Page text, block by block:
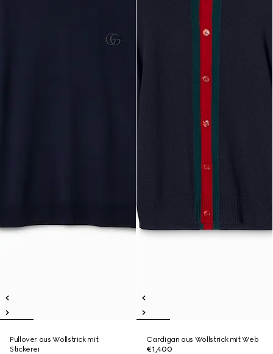
Pullover aus Wollstrick mit
Stickerei
Cardigan aus Wollstrick mit Web
€1,400